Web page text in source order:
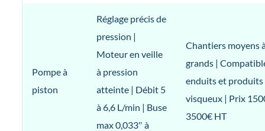
Pompe à
piston
Réglage précis de
pression |
Moteur en veille
à pression
atteinte | Débit 5
à 6,6 L/min | Buse
max 0,033″ à
Chantiers moyens
grands |
enduits et produits
visqueux | Prix
3500€ HT